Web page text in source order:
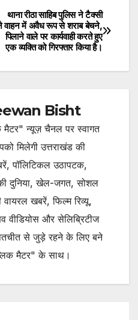
थाना रीठा साहिब पुलिस ने टैक्सी
वाहन में अवैध रूप से शराब बेचने,
पिलाने वाले पर कार्यवाही करते हुए
एक व्यक्ति को गिरफ्तार किया है।
Bisht
मैटर" न्यूज़ चैनल पर स्वागत
मिलेगी उत्तराखंड की
पॉलिटिकल उठापटक,
दुनिया, खेल-जगत, सोशल
वायरल खबरें, फिल्म रिव्यू,
वीडियोस और सेलिब्रिटीज
से जुड़े रहने के लिए बने
मैटर" के साथ।